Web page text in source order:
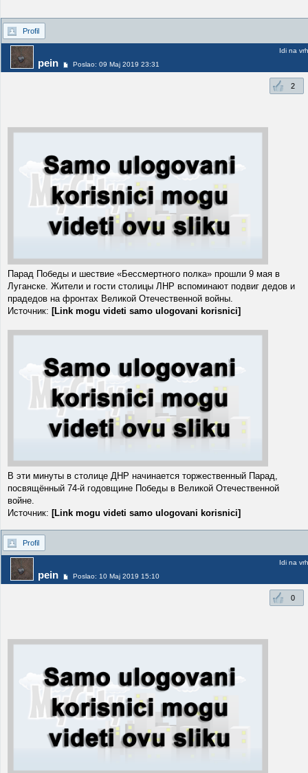
Profil
pein Poslao: 09 Maj 2019 23:31
Idi na vrh
2
Парад Победы и шествие «Бессмертного полка» прошли 9 мая в
Луганске. Жители и гости столицы ЛНР вспоминают подвиг дедов и
прадедов на фронтах Великой Отечественной войны.
Источник: [Link mogu videti samo ulogovani korisnici]
В эти минуты в столице ДНР начинается торжественный Парад,
посвящённый 74-й годовщине Победы в Великой Отечественной
войне.
Источник: [Link mogu videti samo ulogovani korisnici]
Profil
pein Poslao: 10 Maj 2019 15:10
Idi na vrh
0